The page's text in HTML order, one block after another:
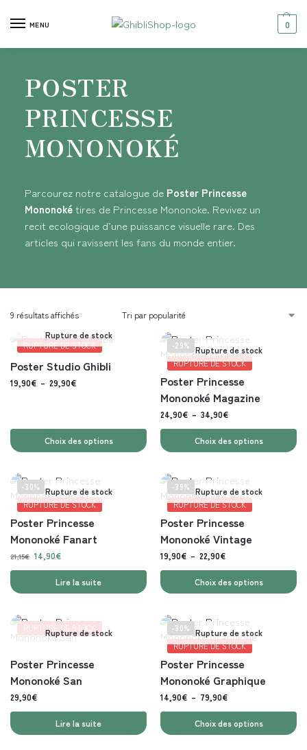
MENU 0
POSTER
PRINCESSE
MONONOKÉ
Parcourez notre catalogue de Poster Princesse
Mononokétires de Princesse Mononoke. Revivez un
recit ecologique d’une puissance visuelle rare. Des
articles qui ravissent les fans du monde entier.
9 résultats affichés
RUPTURE DE STOCK
Rupture de stock
Poster Studio Ghibli
19,90€ – 29,90€
Choix des options
-29%
RUPTURE DE STOCK
Rupture de stock
Poster Princesse
Mononoké Magazine
24,90€ – 34,90€
Choix des options
-30%
RUPTURE DE STOCK
Rupture de stock
Poster Princesse
Mononoké Fanart
21,15€ 14,90€
Lire la suite
-39%
RUPTURE DE STOCK
Rupture de stock
Poster Princesse
Mononoké Vintage
19,90€ – 22,90€
Choix des options
RUPTURE DE STOCK
Rupture de stock
Poster Princesse
Mononoké San
29,90€
Lire la suite
-30%
RUPTURE DE STOCK
Rupture de stock
Poster Princesse
Mononoké Graphique
14,90€ – 79,90€
Choix des options